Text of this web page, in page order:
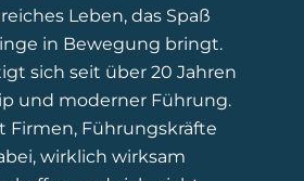
Leben, das Spaß
in Bewegung bringt.
sich seit über 20 Jahren
und moderner Führung.
Firmen, Führungskräfte
wirklich wirksam